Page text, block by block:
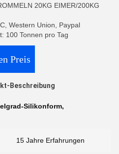
20KG EIMER/200KG
Western Union, Paypal
100 Tonnen pro Tag
Preis
Beschreibung
Silikonform,
15 Jahre Erfahrungen